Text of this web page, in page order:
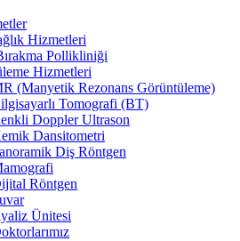
Hizmetleri
Pollikliniği
Hizmetleri
(Manyetik Rezonans Görüntüleme)
Tomografi (BT)
Doppler Ultrason
Dansitometri
Diş Röntgen
Röntgen
Ünitesi